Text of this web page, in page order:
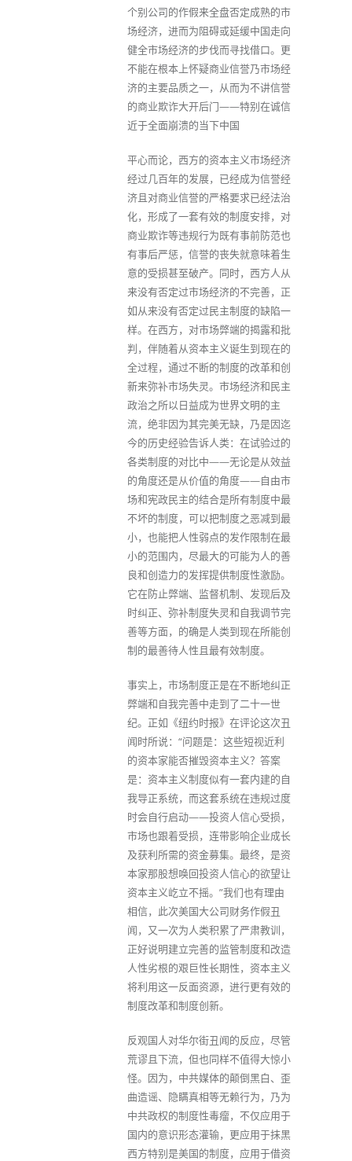
个别公司的作假来全盘否定成熟的市
场经济，进而为阻碍或延缓中国走向
健全市场经济的步伐而寻找借口。更
不能在根本上怀疑商业信誉乃市场经
济的主要品质之一，从而为不讲信誉
的商业欺诈大开后门——特别在诚信
近于全面崩溃的当下中国
平心而论，西方的资本主义市场经济
经过几百年的发展，已经成为信誉经
济且对商业信誉的严格要求已经法治
化，形成了一套有效的制度安排，对
商业欺诈等违规行为既有事前防范也
有事后严惩，信誉的丧失就意味着生
意的受损甚至破产。同时，西方人从
来没有否定过市场经济的不完善，正
如从来没有否定过民主制度的缺陷一
样。在西方，对市场弊端的揭露和批
判，伴随着从资本主义诞生到现在的
全过程，通过不断的制度的改革和创
新来弥补市场失灵。市场经济和民主
政治之所以日益成为世界文明的主
流，绝非因为其完美无缺，乃是因迄
今的历史经验告诉人类：在试验过的
各类制度的对比中——无论是从效益
的角度还是从价值的角度——自由市
场和宪政民主的结合是所有制度中最
不坏的制度，可以把制度之恶减到最
小，也能把人性弱点的发作限制在最
小的范围内，尽最大的可能为人的善
良和创造力的发挥提供制度性激励。
它在防止弊端、监督机制、发现后及
时纠正、弥补制度失灵和自我调节完
善等方面，的确是人类到现在所能创
制的最善待人性且最有效制度。
事实上，市场制度正是在不断地纠正
弊端和自我完善中走到了二十一世
纪。正如《纽约时报》在评论这次丑
闻时所说：“问题是：这些短视近利
的资本家能否摧毁资本主义？答案
是：资本主义制度似有一套内建的自
我导正系统，而这套系统在违规过度
时会自行启动——投资人信心受损，
市场也跟着受损，连带影响企业成长
及获利所需的资金募集。最终，是资
本家那股想唤回投资人信心的欲望让
资本主义屹立不摇。”我们也有理由
相信，此次美国大公司财务作假丑
闻，又一次为人类积累了严肃教训，
正好说明建立完善的监管制度和改造
人性劣根的艰巨性长期性，资本主义
将利用这一反面资源，进行更有效的
制度改革和制度创新。
反观国人对华尔街丑闻的反应，尽管
荒谬且下流，但也同样不值得大惊小
怪。因为，中共媒体的颠倒黑白、歪
曲造谣、隐瞒真相等无赖行为，乃为
中共政权的制度性毒瘤，不仅应用于
国内的意识形态灌输，更应用于抹黑
西方特别是美国的制度，应用于借资